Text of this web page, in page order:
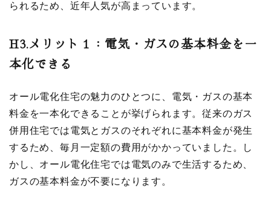
られるため、近年人気が高まっています。
H3.メリット１：電気・ガスの基本料金を一
本化できる
オール電化住宅の魅力のひとつに、電気・ガスの基本
料金を一本化できることが挙げられます。従来のガス
併用住宅では電気とガスのそれぞれに基本料金が発生
するため、毎月一定額の費用がかかっていました。し
かし、オール電化住宅では電気のみで生活するため、
ガスの基本料金が不要になります。